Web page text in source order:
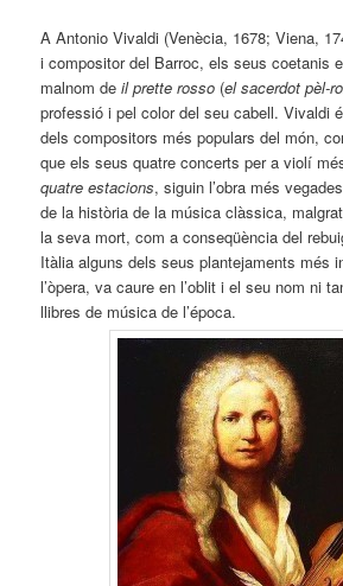
A Antonio Vivaldi (Venècia, 1678; Viena,
i compositor del Barroc, els seus coetanis
malnom deil prette rosso (el sacerdot pèl-
professió i pel color del seu cabell. Vivaldi
dels compositors més populars del món,
que els seus quatre concerts per a violí
quatre estacions, siguin l’obra més
de la història de la música clàssica,
la seva mort, com a conseqüència del
Itàlia alguns dels seus plantejaments més
l’òpera, va caure en l’oblit i el seu nom ni
llibres de música de l’época.